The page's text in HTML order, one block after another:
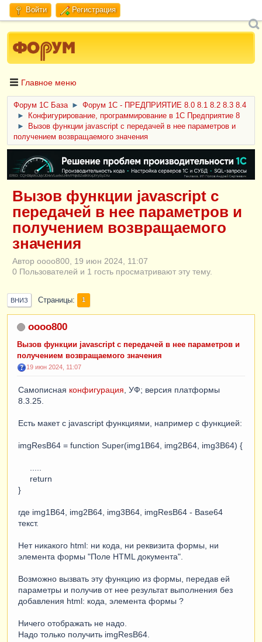
Войти Регистрация
Главное меню
Форум 1C База ►
Форум 1С - ПРЕДПРИЯТИЕ 8.0 8.1 8.2 8.3 8.4
►
Конфигурирование, программирование в 1С Предприятие 8
►
Вызов функции javascript с передачей в нее параметров и
получением возвращаемого значения
ERID: CQH36pWzJqVJD4xVLsnhcU4hVPNjkBZe8KKxjJiYySyZAz
Вызов функции javascript с
передачей в нее параметров и
получением возвращаемого
значения
Автор oooo800, 19 июн 2024, 11:07
0 Пользователей и 1 гость просматривают эту тему.
ВНИЗ Страницы 1
oooo800
Вызов функции javascript с передачей в нее параметров и
получением возвращаемого значения
19 июн 2024, 11:07
Самописная конфигурация , УФ; версия платформы
8.3.25.
Есть макет с javascript функциями, например с функцией:
imgResB64 = function Super(img1B64, img2B64, img3B64) {
return
}
где img1B64, img2B64, img3B64, imgResB64 - Base64
текст.
Нет никакого html: ни кода, ни реквизита формы, ни
элемента формы "Поле HTML документа".
Возможно вызвать эту функцию из формы, передав ей
параметры и получив от нее результат выполнения без
добавления html: кода, элемента формы ?
Ничего отображать не надо.
Надо только получить imgResB64.